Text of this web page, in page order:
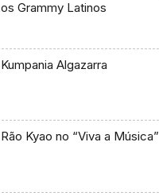
os Grammy Latinos
Kumpania Algazarra
Rão Kyao no “Viva a Música”